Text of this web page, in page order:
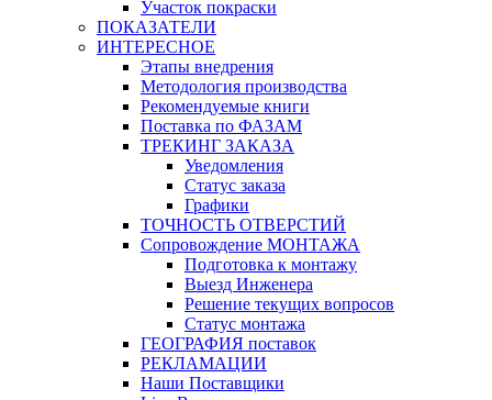
Участок покраски
ПОКАЗАТЕЛИ
ИНТЕРЕСНОЕ
Этапы внедрения
Методология производства
Рекомендуемые книги
Поставка по ФАЗАМ
ТРЕКИНГ ЗАКАЗА
Уведомления
Статус заказа
Графики
ТОЧНОСТЬ ОТВЕРСТИЙ
Сопровождение МОНТАЖА
Подготовка к монтажу
Выезд Инженера
Решение текущих вопросов
Статус монтажа
ГЕОГРАФИЯ поставок
РЕКЛАМАЦИИ
Наши Поставщики